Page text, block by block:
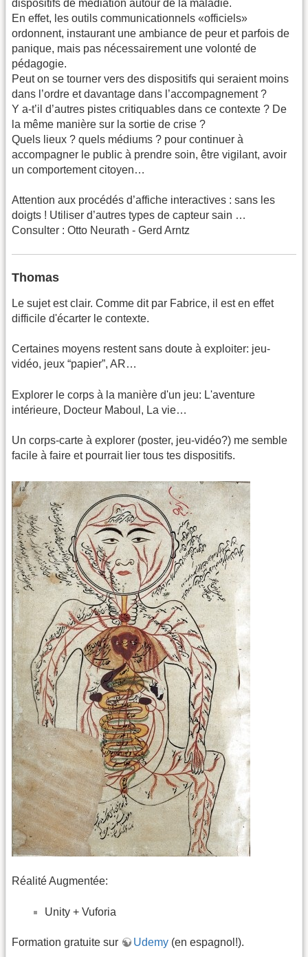
dispositifs de médiation autour de la maladie.
En effet, les outils communicationnels «officiels»
ordonnent, instaurant une ambiance de peur et parfois de
panique, mais pas nécessairement une volonté de
pédagogie.
Peut on se tourner vers des dispositifs qui seraient moins
dans l’ordre et davantage dans l’accompagnement ?
Y a-t’il d’autres pistes critiquables dans ce contexte ? De
la même manière sur la sortie de crise ?
Quels lieux ? quels médiums ? pour continuer à
accompagner le public à prendre soin, être vigilant, avoir
un comportement citoyen…
Attention aux procédés d’affiche interactives : sans les
doigts ! Utiliser d’autres types de capteur sain …
Consulter : Otto Neurath - Gerd Arntz
Thomas
Le sujet est clair. Comme dit par Fabrice, il est en effet
difficile d'écarter le contexte.
Certaines moyens restent sans doute à exploiter: jeu-
vidéo, jeux “papier”, AR…
Explorer le corps à la manière d'un jeu: L'aventure
intérieure, Docteur Maboul, La vie…
Un corps-carte à explorer (poster, jeu-vidéo?) me semble
facile à faire et pourrait lier tous tes dispositifs.
Réalité Augmentée:
Unity + Vuforia
Formation gratuite sur Udemy (en espagnol!).